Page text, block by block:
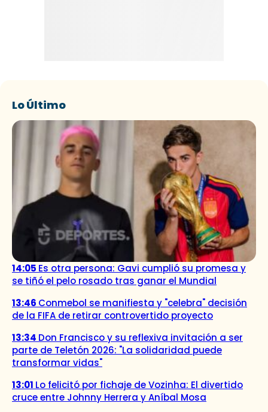
Lo Último
14:05 Es otra persona: Gavi cumplió su promesa y
se tiñó el pelo rosado tras ganar el Mundial
13:46 Conmebol se manifiesta y "celebra" decisión
de la FIFA de retirar controvertido proyecto
13:34 Don Francisco y su reflexiva invitación a ser
parte de Teletón 2026: "La solidaridad puede
transformar vidas"
13:01 Lo felicitó por fichaje de Vozinha: El divertido
cruce entre Johnny Herrera y Aníbal Mosa